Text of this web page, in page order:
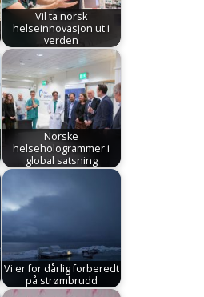
Vil ta norsk
helseinnovasjon ut i
verden
Norske
helsehologrammer i
global satsning
Vi er for dårlig forberedt
på strømbrudd